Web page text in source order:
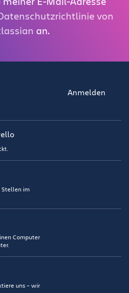
von
an.
Anmelden
Stellen im
Computer
uns – wir